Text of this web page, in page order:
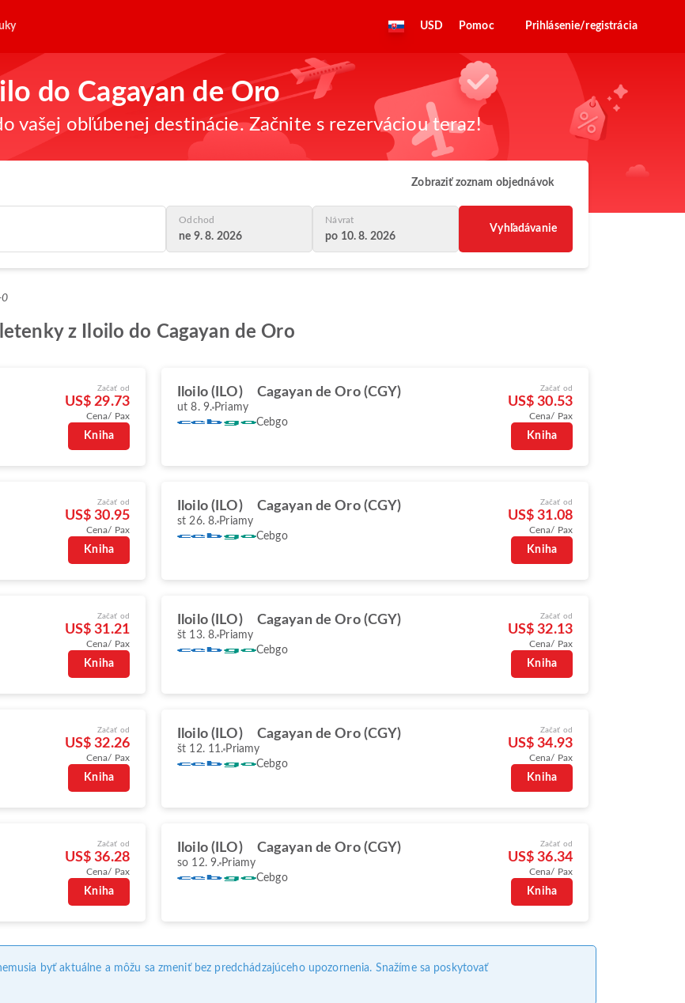
USD Pomoc Prihlásenie/registrácia
do Cagayan de Oro
vašej obľúbenej destinácie. Začnite s rezerváciou teraz!
Zobraziť zoznam objednávok
Odchod
ne 9. 8. 2026
Návrat
po 10. 8. 2026
Vyhľadávanie
z Iloilo do Cagayan de Oro
Začať od
US$ 29.73
Cena/ Pax
Kniha
Iloilo (ILO) Cagayan de Oro (CGY)
ut 8. 9. Priamy
Cebgo
Začať od
US$ 30.53
Cena/ Pax
Kniha
Začať od
US$ 30.95
Cena/ Pax
Kniha
Iloilo (ILO) Cagayan de Oro (CGY)
st 26. 8. Priamy
Cebgo
Začať od
US$ 31.08
Cena/ Pax
Kniha
Začať od
US$ 31.21
Cena/ Pax
Kniha
Iloilo (ILO) Cagayan de Oro (CGY)
št 13. 8. Priamy
Cebgo
Začať od
US$ 32.13
Cena/ Pax
Kniha
Začať od
US$ 32.26
Cena/ Pax
Kniha
Iloilo (ILO) Cagayan de Oro (CGY)
št 12. 11. Priamy
Cebgo
Začať od
US$ 34.93
Cena/ Pax
Kniha
Začať od
US$ 36.28
Cena/ Pax
Kniha
Iloilo (ILO) Cagayan de Oro (CGY)
so 12. 9. Priamy
Cebgo
Začať od
US$ 36.34
Cena/ Pax
Kniha
byť aktuálne a môžu sa zmeniť bez predchádzajúceho upozornenia. Snažíme sa poskytovať